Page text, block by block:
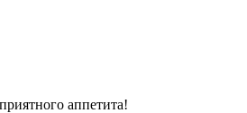
аппетита!